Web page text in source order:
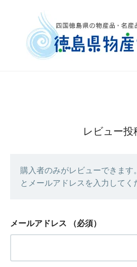
レビュー投
購入者のみがレビューできます
とメールアドレスを入力してく
メールアドレス （必須）